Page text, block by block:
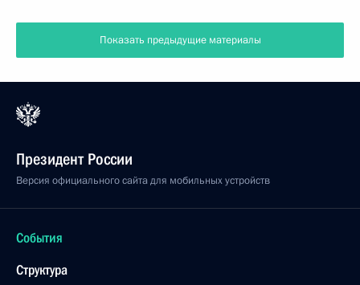
Показать предыдущие материалы
Президент России
Версия официального сайта для мобильных устройств
События
Структура